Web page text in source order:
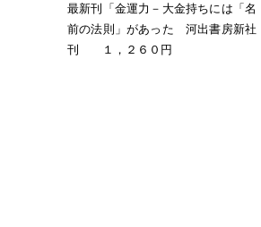
最新刊「金運力－大金持ちには「名
前の法則」があった 河出書房新社
刊 １，２６０円